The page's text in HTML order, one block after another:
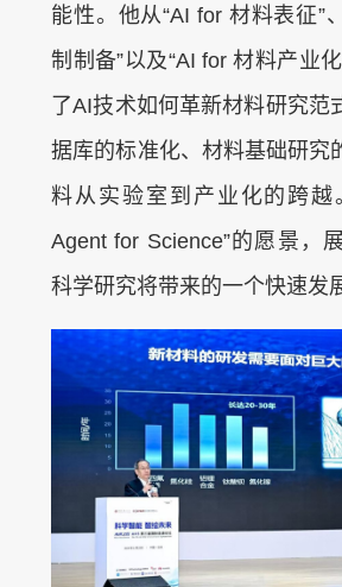
能性。他从“AI for 材料表征”
制制备”以及“AI for 材料产业
了AI技术如何革新材料研究范
据库的标准化、材料基础研究
料从实验室到产业化的跨越
Agent for Science”的愿景，
科学研究将带来的一个快速发